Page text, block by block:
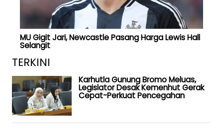
MU Gigit Jari, Newcastle Pasang Harga Lewis Hall
Selangit
TERKINI
Karhutla Gunung Bromo Meluas,
Legislator Desak Kemenhut Gerak
Cepat-Perkuat Pencegahan